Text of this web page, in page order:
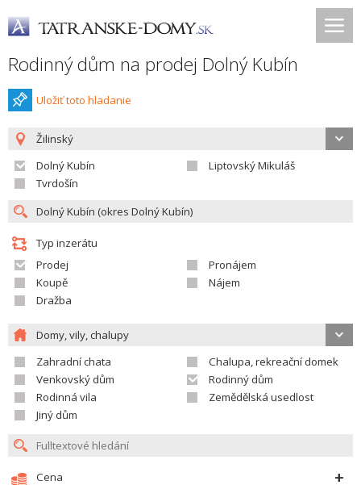
Rodinný dům na prodej Dolný Kubín
Uložiť toto hladanie
Žilinský
Dolný Kubín
Liptovský Mikuláš
Tvrdošín
Typ inzerátu
Prodej
Pronájem
Koupě
Nájem
Dražba
Domy, vily, chalupy
Zahradní chata
Chalupa, rekreační domek
Venkovský dům
Rodinný dům
Rodinná vila
Zemědělská usedlost
Jiný dům
Cena